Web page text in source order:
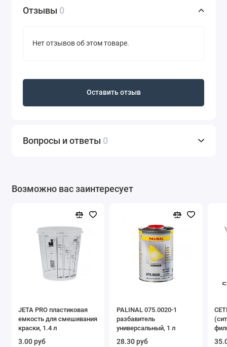
Отзывы 0
Нет отзывов об этом товаре.
Оставить отзыв
Вопросы и ответы 0
Возможно вас заинтересует
JETA PRO пластиковая
емкость для смешивания
краски, 1.4 л
3.00 руб
PALINAL 075.0020-1
разбавитель
универсальный, 1 л
28.30 руб